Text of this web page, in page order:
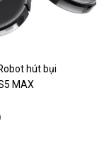
hút bụi
MAX